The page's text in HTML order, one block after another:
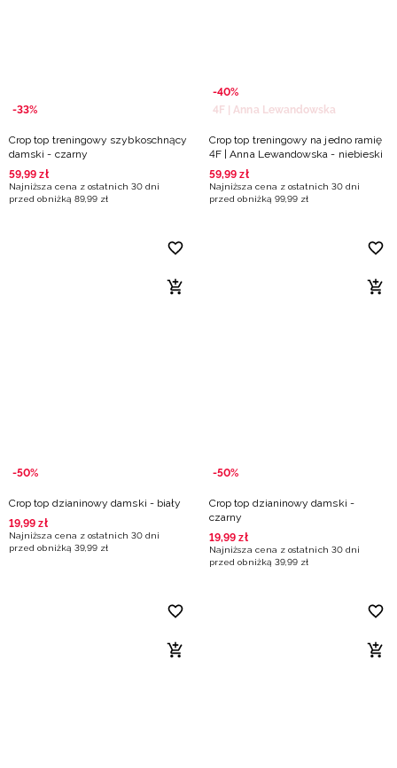
-33%
Crop top treningowy szybkoschnący
damski - czarny
59,99 zł
Najniższa cena z ostatnich 30 dni
przed obniżką 89,99 zł
-40%
4F | Anna Lewandowska
Crop top treningowy na jedno ramię
4F | Anna Lewandowska - niebieski
59,99 zł
Najniższa cena z ostatnich 30 dni
przed obniżką 99,99 zł
-50%
Crop top dzianinowy damski - biały
19,99 zł
Najniższa cena z ostatnich 30 dni
przed obniżką 39,99 zł
-50%
Crop top dzianinowy damski -
czarny
19,99 zł
Najniższa cena z ostatnich 30 dni
przed obniżką 39,99 zł